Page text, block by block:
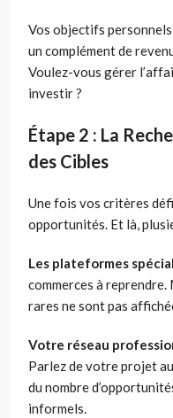
Vos objectifs
un complément de
Voulez-vous gérer
investir ?
Étape 2 : La
des Cibles
Une fois vos critères
opportunités. Et là,
Les plateformes
commerces à
rares ne sont pas
Votre réseau
Parlez de votre projet
du nombre
informels.